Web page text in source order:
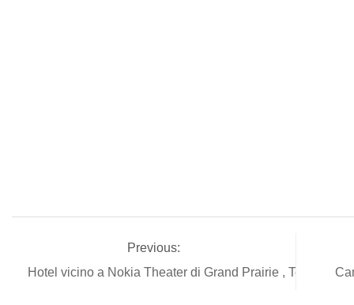
Previous:
Hotel vicino a Nokia Theater di Grand Prairie , Texas